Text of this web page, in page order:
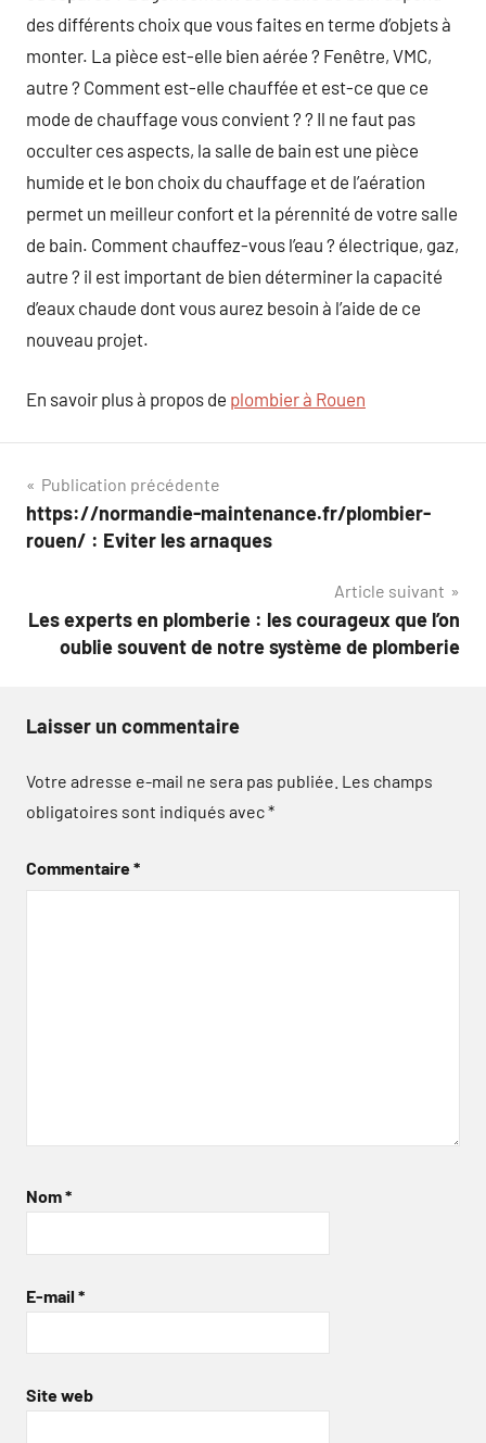
des différents choix que vous faites en terme d’objets à
monter. La pièce est-elle bien aérée ? Fenêtre, VMC,
autre ? Comment est-elle chauffée et est-ce que ce
mode de chauffage vous convient ? ? Il ne faut pas
occulter ces aspects, la salle de bain est une pièce
humide et le bon choix du chauffage et de l’aération
permet un meilleur confort et la pérennité de votre salle
de bain. Comment chauffez-vous l’eau ? électrique, gaz,
autre ? il est important de bien déterminer la capacité
d’eaux chaude dont vous aurez besoin à l’aide de ce
nouveau projet.
En savoir plus à propos de plombier à Rouen
Navigation
de
Publication précédente
https://normandie-maintenance.fr/plombier-
rouen/ : Eviter les arnaques
Article suivant
Les experts en plomberie : les courageux que l’on
oublie souvent de notre système de plomberie
Laisser un commentaire
Votre adresse e-mail ne sera pas publiée. Les champs
obligatoires sont indiqués avec*
Commentaire*
Nom*
E-mail *
Site web